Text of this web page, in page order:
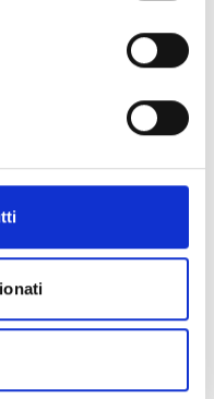
in cooperativa
, anche per i gruppi
imprenditorialisono
a Legacoop:
7.000,00 Euro,
della
di Sardegna,
Sardegna
sul